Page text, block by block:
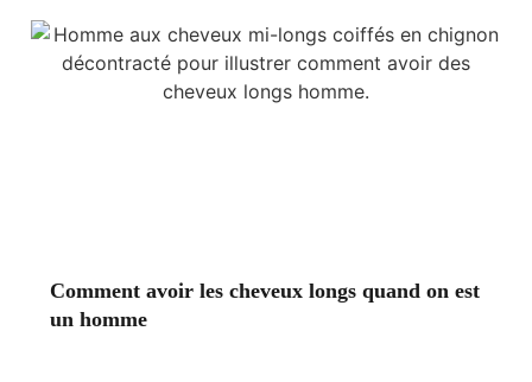
Comment avoir les cheveux longs quand on est
un homme